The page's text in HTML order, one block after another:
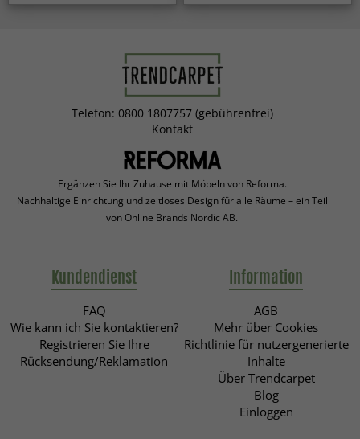
Telefon: 0800 1807757 (gebührenfrei)
Kontakt
Ergänzen Sie Ihr Zuhause mit Möbeln von Reforma.
Nachhaltige Einrichtung und zeitloses Design für alle Räume – ein Teil
von Online Brands Nordic AB.
Kundendienst
FAQ
Wie kann ich Sie kontaktieren?
Registrieren Sie Ihre
Rücksendung/Reklamation
Information
AGB
Mehr über Cookies
Richtlinie für nutzergenerierte
Inhalte
Über Trendcarpet
Blog
Einloggen